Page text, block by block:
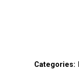
Categories: